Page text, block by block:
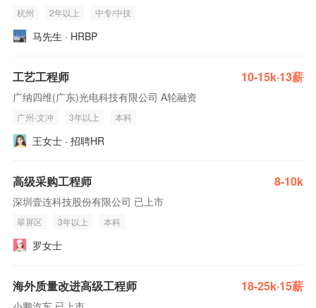
杭州 2年以上 中专/中技
马先生 · HRBP
工艺工程师 10-15k·13薪
广纳四维(广东)光电科技有限公司 A轮融资
广州-文冲 3年以上 本科
王女士 · 招聘HR
高级采购工程师 8-10k
深圳壹连科技股份有限公司 已上市
翠屏区 3年以上 本科
罗女士
海外质量改进高级工程师 18-25k·15薪